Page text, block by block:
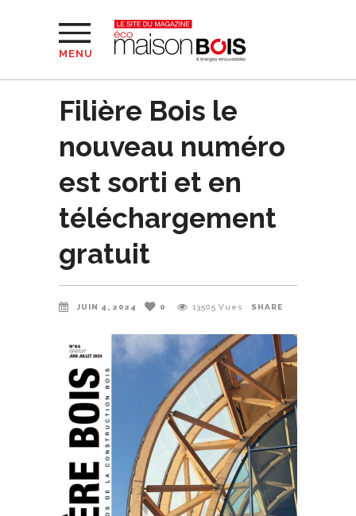
MENU
Filière Bois le
nouveau numéro
est sorti et en
téléchargement
gratuit
JUIN 4, 2024 0 13505 Vues SHARE